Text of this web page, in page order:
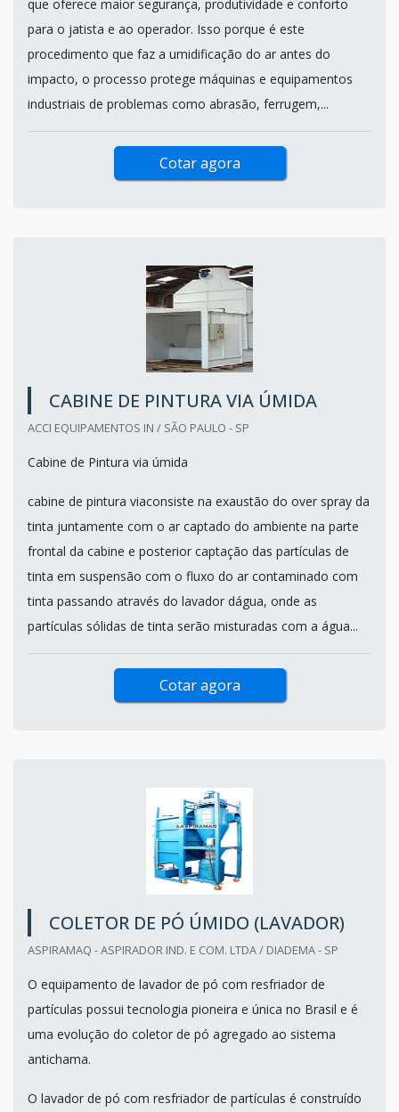
que oferece maior segurança, produtividade e conforto
para o jatista e ao operador. Isso porque é este
procedimento que faz a umidificação do ar antes do
impacto, o processo protege máquinas e equipamentos
industriais de problemas como abrasão, ferrugem,...
Cotar agora
CABINE DE PINTURA VIA ÚMIDA
ACCI EQUIPAMENTOS IN / SÃO PAULO - SP
Cabine de Pintura via úmida
cabine de pintura viaconsiste na exaustão do over spray da
tinta juntamente com o ar captado do ambiente na parte
frontal da cabine e posterior captação das partículas de
tinta em suspensão com o fluxo do ar contaminado com
tinta passando através do lavador dágua, onde as
partículas sólidas de tinta serão misturadas com a água...
Cotar agora
COLETOR DE PÓ ÚMIDO (LAVADOR)
ASPIRAMAQ - ASPIRADOR IND. E COM. LTDA / DIADEMA - SP
O equipamento de lavador de pó com resfriador de
partículas possui tecnologia pioneira e única no Brasil e é
uma evolução do coletor de pó agregado ao sistema
antichama.
O lavador de pó com resfriador de partículas é construído